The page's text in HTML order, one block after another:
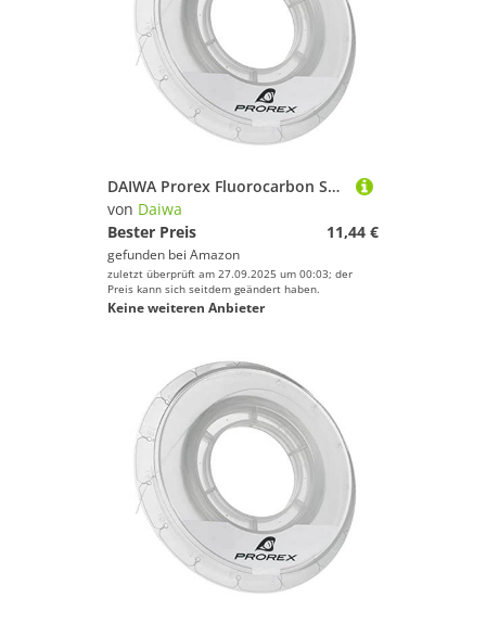
DAIWA Prorex Fluorocarbon Super Soft 50m 0 33mm 7.4kg / 16 31lbs transparent Vorfach Angelschnur 12995-033
von Daiwa
Bester Preis
11,44 €
gefunden bei Amazon
zuletzt überprüft am 27.09.2025 um 00:03; der
Preis kann sich seitdem geändert haben.
Keine weiteren Anbieter